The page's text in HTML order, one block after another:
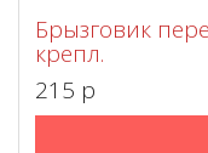
Брызговик
крепл.
215 p